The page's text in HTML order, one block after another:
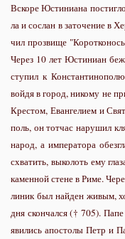
Вско­ре Юс­ти­ни­а­на
ла и со­слан в за­то­че­ние в
чил про­зви­ще
Через 10 лет Юс­ти­ни­ан
сту­пил к
вой­дя в го­род, ни­ко­му не
Кре­стом, Еван­ге­ли­ем и
поль, он тот­час на­ру­шил
на­род, а им­пе­ра­то­ра
схва­тить, вы­ко­лоть ему
ка­мен­ной стене в Ри­ме.
ли­ник был най­ден жи­вым,
дня скон­чал­ся († 705).
яви­лись апо­сто­лы Петр и